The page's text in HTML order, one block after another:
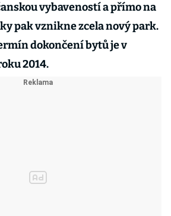
vybaveností a přímo na
pak vznikne zcela nový park.
dokončení bytů je v
2014.